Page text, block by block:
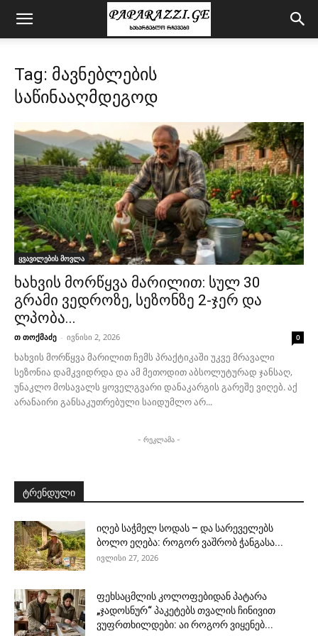
Tag: მავნებლების
საწინააღმდეგოდ
ყვავილების მოვლა
ხახვის მორწყვა მარილით: სულ 30
გრამი ვედროზე, სეზონზე 2-ჯერ და
ლპობა...
თ თოქმაძე - ივნისი 2, 2026 0
ხახვის მორწყვა მარილით ჩემს პრაქტიკაში უკვე მრავალი
სეზონია დამკვიდრდა და ამ მეთოდით აბსოლუტურად ჯანსაღ,
უნაკლო მოსავალს ყოველგვარი დანაკარგის გარეშე ვიღებ. აქ
არანაირი განსაკუთრებული საიდუმლო არ...
- რეკლამა -
ტრენდული
იღებ საჭმელ სოდას – და სარეველებს
ბოლო ეღება: როგორ ვაშრობ ჭანგასა...
ივლისი 27, 2026
ფეხსაცმლის კოლოფებიდან პატარა
„ჯადოსნურ“ პაკეტებს თვალის ჩინივით
ვუფრთხილდები: აი როგორ ვიყენებ...